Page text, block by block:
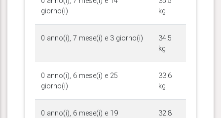
giorno(i)
kg
0 anno(i), 7 mese(i) e 3 giorno(i)
34.5
kg
0 anno(i), 6 mese(i) e 25
giorno(i)
33.6
kg
0 anno(i), 6 mese(i) e 19
32.8